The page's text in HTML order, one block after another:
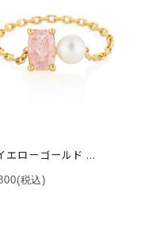
エローゴールド ...
(税込)